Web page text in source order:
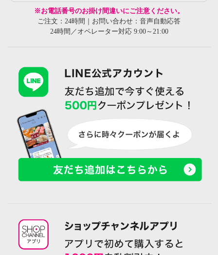
※お電話番号のお掛け間違いにご注意ください。
ご注文：24時間｜お問い合わせ：音声自動応答
24時間／オペレーター対応 9:00～21:00